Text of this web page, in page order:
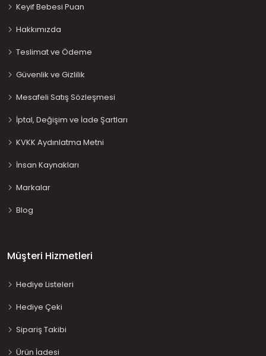
Keyif Bebesi Puan
Hakkımızda
Teslimat ve Ödeme
Güvenlik ve Gizlilik
Mesafeli Satış Sözleşmesi
İptal, Değişim ve İade Şartları
KVKK Aydınlatma Metni
İnsan Kaynakları
Markalar
Blog
Müşteri Hizmetleri
Hediye Listeleri
Hediye Çeki
Sipariş Takibi
Ürün İadesi